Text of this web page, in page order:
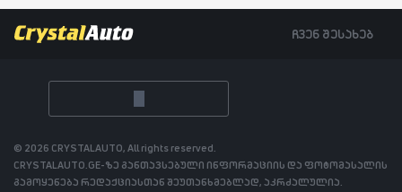
ჩვენ შესახებ
© 2026 CRYSTALAUTO, All rights reserved.
CRYSTALAUTO.GE-ზე განთავსებული ინფორმაციის და ფოტომასალის
გამოყენება რედაქციასთან შეუთანხმებლად, აკრძალულია.